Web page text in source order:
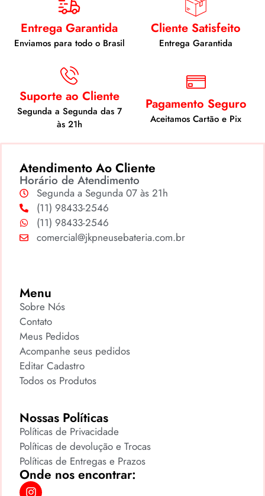
Entrega Garantida
Enviamos para todo o Brasil
Cliente Satisfeito
Entrega Garantida
Suporte ao Cliente
Segunda a Segunda das 7
às 21h
Pagamento Seguro
Aceitamos Cartão e Pix
Atendimento Ao Cliente
Horário de Atendimento
Segunda a Segunda 07 às 21h
(11) 98433-2546
(11) 98433-2546
comercial@jkpneusebateria.com.br
Menu
Sobre Nós
Contato
Meus Pedidos
Acompanhe seus pedidos
Editar Cadastro
Todos os Produtos
Nossas Políticas
Políticas de Privacidade
Políticas de devolução e Trocas
Políticas de Entregas e Prazos
Onde nos encontrar: